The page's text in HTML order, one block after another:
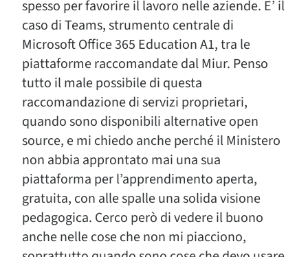
spesso per favorire il lavoro nelle aziende. E’ il
caso di Teams, strumento centrale di
Microsoft Office 365 Education A1, tra le
piattaforme raccomandate dal Miur. Penso
tutto il male possibile di questa
raccomandazione di servizi proprietari,
quando sono disponibili alternative open
source, e mi chiedo anche perché il Ministero
non abbia approntato mai una sua
piattaforma per l’apprendimento aperta,
gratuita, con alle spalle una solida visione
pedagogica. Cerco però di vedere il buono
anche nelle cose che non mi piacciono,